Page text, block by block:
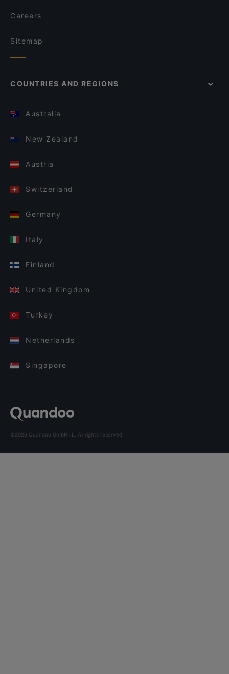
Careers
Sitemap
COUNTRIES AND REGIONS
Australia
New Zealand
Austria
Switzerland
Germany
Italy
Finland
United Kingdom
Turkey
Netherlands
Singapore
©2026 Quandoo GmbH i.L. All rights reserved